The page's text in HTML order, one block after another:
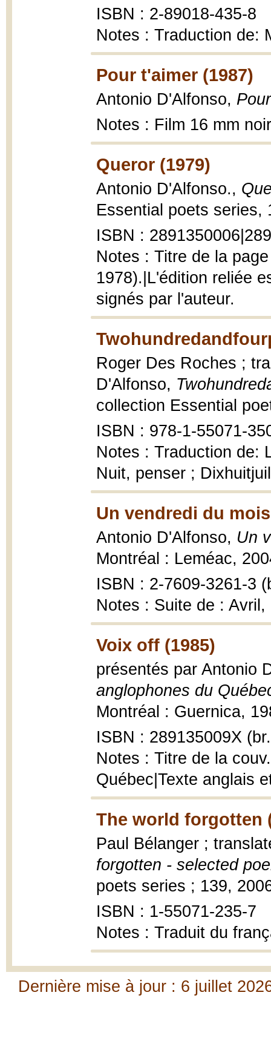
ISBN : 2-89018-435-8
Notes : Traduction de:
Pour t'aimer (1987)
Antonio D'Alfonso,
Notes : Film 16 mm
Queror (1979)
Antonio D'Alfonso.,
Essential poets series,
ISBN :
Notes : Titre de la
1978).|L'édition reliée
signés par l'auteur.
Roger Des Roches ;
D'Alfonso,
collection Essential
ISBN : 978-1-55071-
Notes : Traduction de:
Nuit, penser ;
Un vendredi du
Antonio D'Alfonso, Un
Montréal : Leméac,
ISBN : 2-7609-3261-3
Notes : Suite de :
Voix off (1985)
présentés par Antonio
anglophones du
Montréal : Guernica,
ISBN : 289135009X
Notes : Titre de la
Québec|Texte anglais
The world forgotten
Paul Bélanger ;
forgotten - selected
poets series ; 139,
ISBN : 1-55071-235-7
Notes : Traduit du
Dernière mise à jour : 6 juillet